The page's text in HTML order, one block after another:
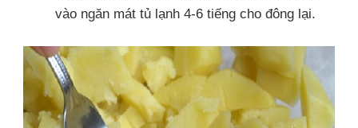
vào ngăn mát tủ lạnh 4-6 tiếng cho đông lại.